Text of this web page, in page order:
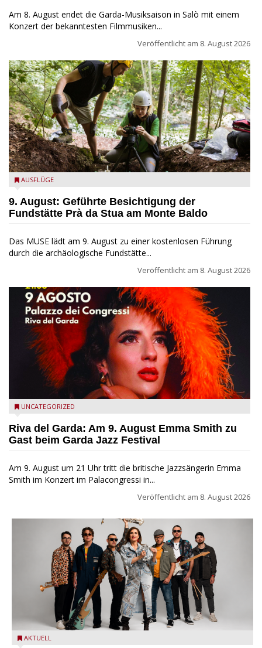
Am 8. August endet die Garda-Musiksaison in Salò mit einem
Konzert der bekanntesten Filmmusiken...
Veröffentlicht am 8. August 2026
die archäologische Fundstätte Riparo Prà da Stua am Monte
AUSFLÜGE
9. August: Geführte Besichtigung der
Fundstätte Prà da Stua am Monte Baldo
Das MUSE lädt am 9. August zu einer kostenlosen Führung
durch die archäologische Fundstätte...
Veröffentlicht am 8. August 2026
Riva del Garda - Emma Smith zu Gast beim Garda Jazz
UNCATEGORIZED
Riva del Garda: Am 9. August Emma Smith zu
Gast beim Garda Jazz Festival
Am 9. August um 21 Uhr tritt die britische Jazzsängerin Emma
Smith im Konzert im Palacongressi in...
Veröffentlicht am 8. August 2026
Castelnuovo del Garda: Die "Dirotta su Cuba" zu Gast beim
AKTUELL